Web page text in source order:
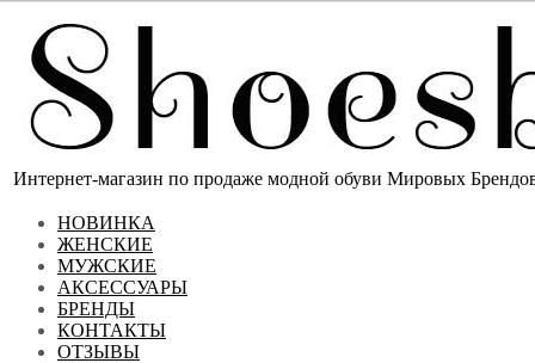
Интернет-магазин по продаже модной обуви Мировых
НОВИНКА
ЖЕНСКИЕ
МУЖСКИЕ
АКСЕССУАРЫ
БРЕНДЫ
КОНТАКТЫ
ОТЗЫВЫ